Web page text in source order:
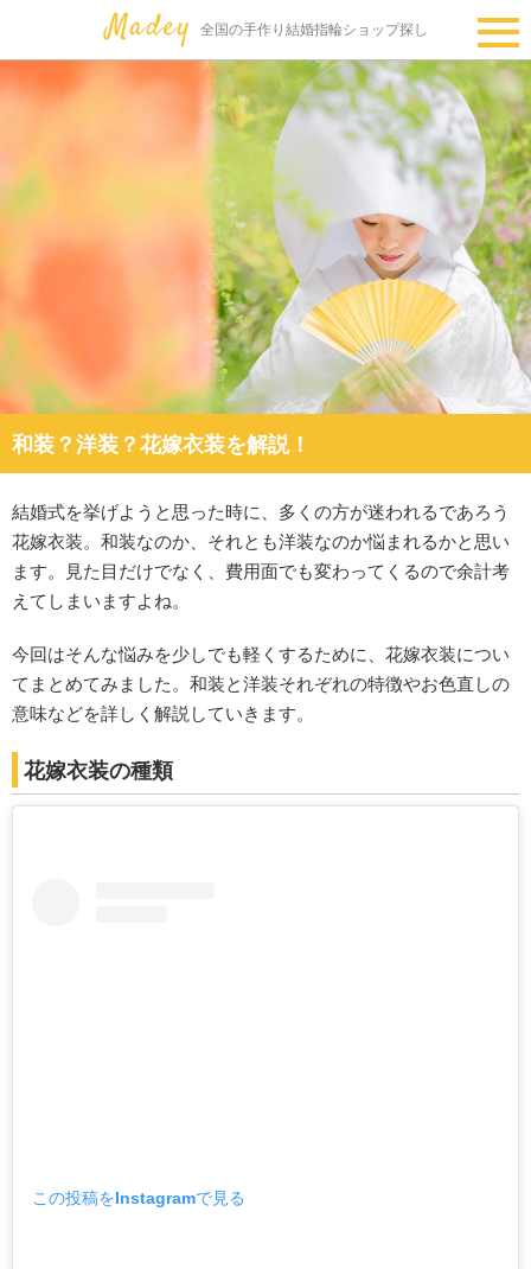
全国の手作り結婚指輪ショップ探し
和装？洋装？花嫁衣装を解説！
結婚式を挙げようと思った時に、多くの方が迷われるであろう
花嫁衣装。和装なのか、それとも洋装なのか悩まれるかと思い
ます。見た目だけでなく、費用面でも変わってくるので余計考
えてしまいますよね。
今回はそんな悩みを少しでも軽くするために、花嫁衣装につい
てまとめてみました。和装と洋装それぞれの特徴やお色直しの
意味などを詳しく解説していきます。
花嫁衣装の種類
この投稿をInstagramで見る